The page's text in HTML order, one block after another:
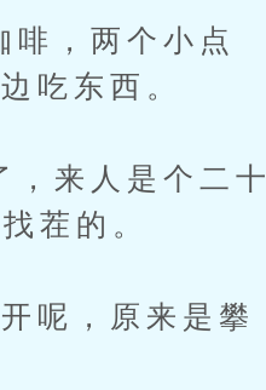
，两个小点
吃东西。
来人是个二十
茬的。
呢，原来是攀